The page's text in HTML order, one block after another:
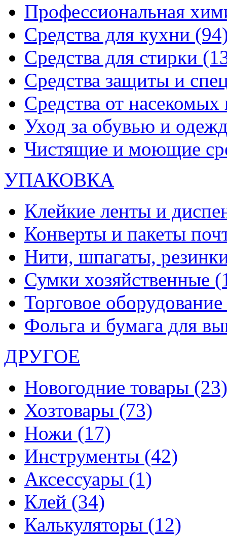
Профессиональная
Средства для кухни
Средства для стирки
Средства защиты и
Средства от
Уход за обувью и
Чистящие и моющие
УПАКОВКА
Клейкие ленты и
Конверты и пакеты
Нити, шпагаты,
Сумки хозяйственные
Торговое оборудование
Фольга и бумага для
ДРУГОЕ
Новогодние товары (23)
Хозтовары (73)
Ножи (17)
Инструменты (42)
Аксессуары (1)
Клей (34)
Калькуляторы (12)